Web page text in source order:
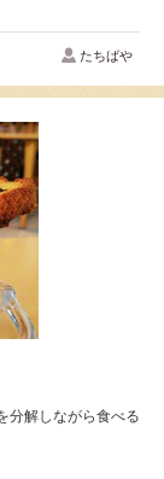
たちばや
分解しながら食べる